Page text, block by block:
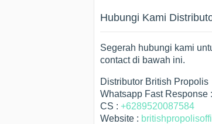
Hubungi Kami
Segerah hubungi kami
contact di bawah ini.
Distributor British Propolis
Whatsapp Fast Response :
CS : +6289520087584
Website :